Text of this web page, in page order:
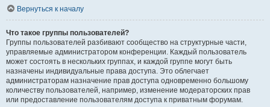
Вернуться к началу
Что такое группы пользователей?
Группы пользователей разбивают сообщество на структурные части,
управляемые администратором конференции. Каждый пользователь
может состоять в нескольких группах, и каждой группе могут быть
назначены индивидуальные права доступа. Это облегчает
администраторам назначение прав доступа одновременно большому
количеству пользователей, например, изменение модераторских прав
или предоставление пользователям доступа к приватным форумам.